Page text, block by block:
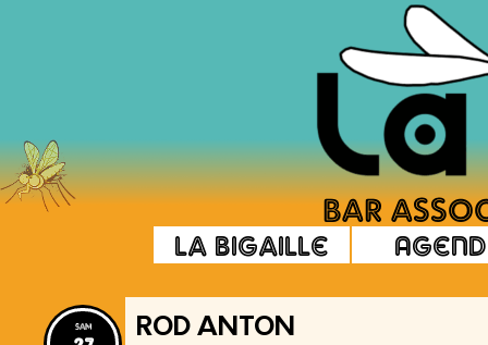
La Bigaille
sam ROD ANTON